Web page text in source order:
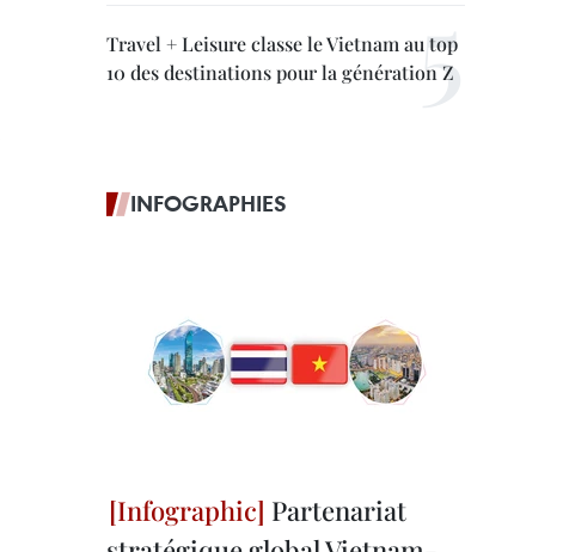
Travel + Leisure classe le Vietnam au top
10 des destinations pour la génération Z
INFOGRAPHIES
Partenariat